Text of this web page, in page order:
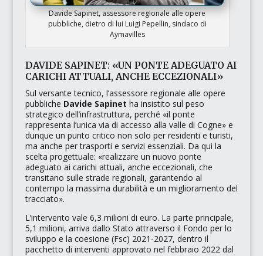
Davide Sapinet, assessore regionale alle opere
pubbliche, dietro di lui Luigi Pepellin, sindaco di
Aymavilles
DAVIDE SAPINET: «UN PONTE ADEGUATO AI
CARICHI ATTUALI, ANCHE ECCEZIONALI»
Sul versante tecnico, l’assessore regionale alle opere
pubbliche Davide Sapinet ha insistito sul peso
strategico dell’infrastruttura, perché «il ponte
rappresenta l’unica via di accesso alla valle di Cogne»e
dunque un punto critico non solo per residenti e turisti,
ma anche per trasporti e servizi essenziali. Da qui la
scelta progettuale: «realizzare un nuovo ponte
adeguato ai carichi attuali, anche eccezionali, che
transitano sulle strade regionali, garantendo al
contempo la massima durabilità e un miglioramento del
tracciato».
L’intervento vale 6,3 milioni di euro. La parte principale,
5,1 milioni, arriva dallo Stato attraverso il Fondo per lo
sviluppo e la coesione (Fsc) 2021-2027, dentro il
pacchetto di interventi approvato nel febbraio 2022 dal